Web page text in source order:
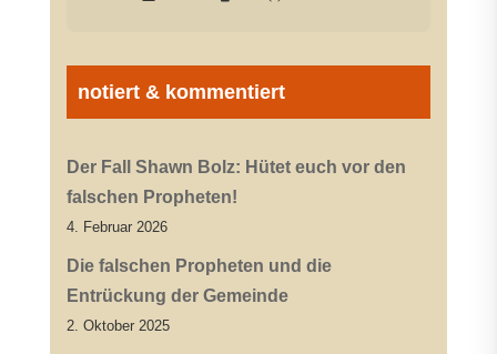
notiert & kommentiert
Der Fall Shawn Bolz: Hütet euch vor den
falschen Propheten!
4. Februar 2026
Die falschen Propheten und die
Entrückung der Gemeinde
2. Oktober 2025